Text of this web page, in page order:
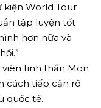
kiện World Tour
tập luyện tốt
hơn nữa và
tinh thần Mon
cách tiếp cận rõ
quốc tế.